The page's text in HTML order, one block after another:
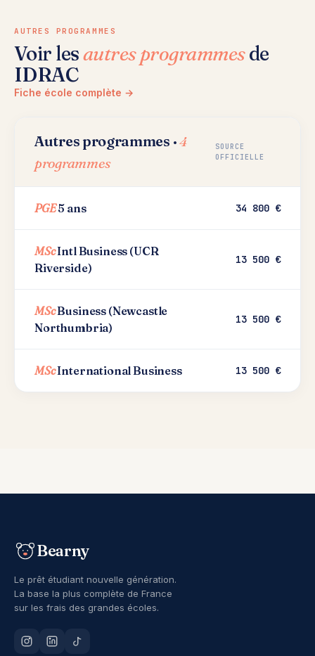
AUTRES PROGRAMMES
Voir lesautres programmesde
IDRAC
Fiche école complète →
Autres programmes ·4
programmes
SOURCE
OFFICIELLE
PGE5 ans 34 800 €
MScIntl Business (UCR
Riverside)
13 500 €
MScBusiness (Newcastle
Northumbria)
13 500 €
MScInternational Business 13 500 €
Bearny
Le prêt étudiant nouvelle génération.
La base la plus complète de France
sur les frais des grandes écoles.